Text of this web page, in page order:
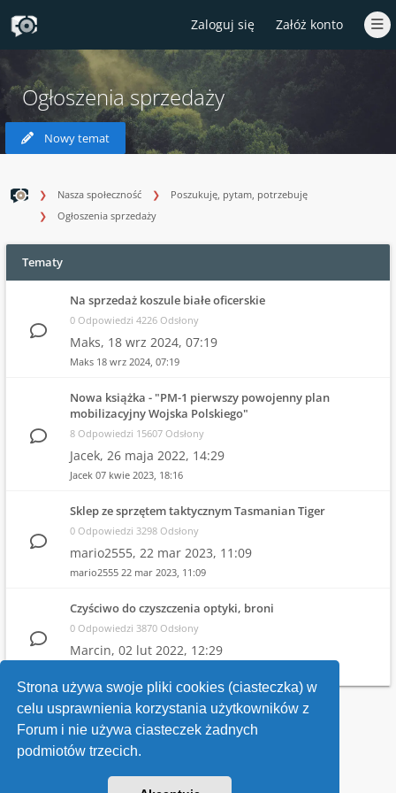
Strona używa swoje pliki cookies (ciasteczka) w
celu usprawnienia korzystania użytkowników z
Forum i nie używa ciasteczek żadnych
podmiotów trzecich.
Zaloguj się Załóż konto
Ogłoszenia sprzedaży
Nowy temat
Nasza społeczność
Poszukuję, pytam, potrzebuję
Ogłoszenia sprzedaży
Tematy
Na sprzedaż koszule białe oficerskie
0 Odpowiedzi 4226 Odsłony
Maks, 18 wrz 2024, 07:19
Maks 18 wrz 2024, 07:19
Nowa książka - "PM-1 pierwszy powojenny plan
mobilizacyjny Wojska Polskiego"
8 Odpowiedzi 15607 Odsłony
Jacek, 26 maja 2022, 14:29
Jacek 07 kwie 2023, 18:16
Sklep ze sprzętem taktycznym Tasmanian Tiger
0 Odpowiedzi 3298 Odsłony
mario2555, 22 mar 2023, 11:09
mario2555 22 mar 2023, 11:09
Czyściwo do czyszczenia optyki, broni
0 Odpowiedzi 3870 Odsłony
Marcin, 02 lut 2022, 12:29
Wróć do wykazu forów